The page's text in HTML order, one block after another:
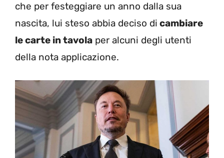
che per festeggiare un anno dalla sua
nascita, lui steso abbia deciso di cambiare
le carte in tavola per alcuni degli utenti
della nota applicazione.